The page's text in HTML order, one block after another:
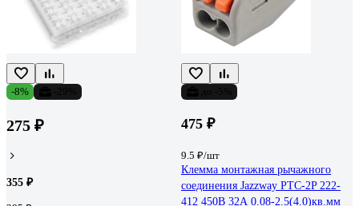
-8%
275 ₽
355 ₽
475 ₽
9.5 ₽/шт
Клемма монтажная рычажного
соединения Jazzway PTC-2P 222-
412 450В 32А 0.08-2.5(4.0)кв.мм